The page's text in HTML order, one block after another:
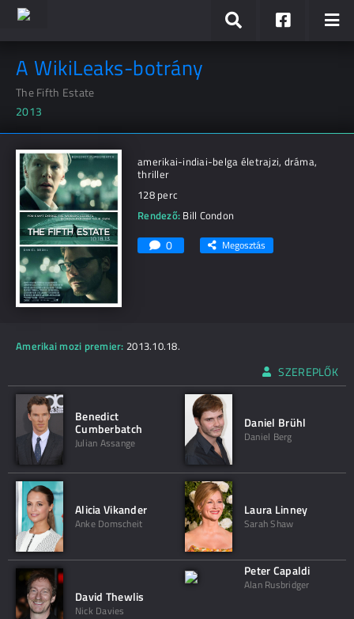
A WikiLeaks-botrány
The Fifth Estate
2013
amerikai-indiai-belga életrajzi, dráma,
thriller
128 perc
Rendező: Bill Condon
0 Megosztás
Amerikai mozi premier: 2013.10.18.
SZEREPLŐK
Benedict
Cumberbatch
Julian Assange
Daniel Brühl
Daniel Berg
Alicia Vikander
Anke Domscheit
Laura Linney
Sarah Shaw
David Thewlis
Nick Davies
Peter Capaldi
Alan Rusbridger